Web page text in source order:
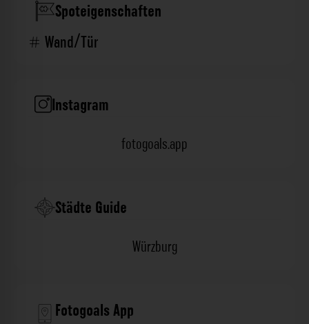
Spoteigenschaften
Wand/Tür
Instagram
fotogoals.app
Städte Guide
Würzburg
Fotogoals App